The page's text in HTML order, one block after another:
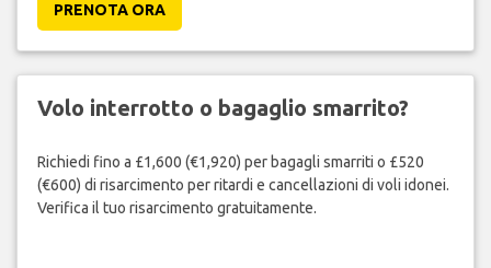
PRENOTA ORA
Volo interrotto o bagaglio smarrito?
Richiedi fino a £1,600 (€1,920) per bagagli smarriti o £520
(€600) di risarcimento per ritardi e cancellazioni di voli idonei.
Verifica il tuo risarcimento gratuitamente.